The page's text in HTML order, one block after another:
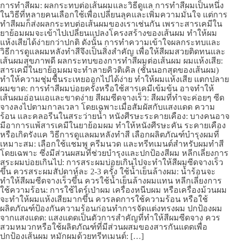
การทำสีผม: ผลกระทบต่อเส้นผมและวิธีดูแล การทำสีผมเป็นหนึ่ง
ในวิธีที่หลายคนเลือกใช้เพื่อเปลี่ยนลุคและเพิ่มความมั่นใจ แต่การ
ทำสีผมก็ส่งผลกระทบต่อเส้นผมของเราเช่นกัน เพราะสารเคมีใน
ยาย้อมผมจะเข้าไปเปลี่ยนแปลงโครงสร้างของเส้นผม ทำให้ผม
แห้งเสียได้ง่ายกว่าปกติ ดังนั้น การทำความเข้าใจผลกระทบและ
วิธีการดูแลผมหลังทำสีจึงเป็นสิ่งสำคัญ เพื่อให้สีผมสวยติดทนและ
เส้นผมสุขภาพดี ผลกระทบของการทำสีผมต่อเส้นผม ผมแห้งเสีย:
สารเคมีในยาย้อมผมจะทำลายคิวติเคิล (ชั้นนอกสุดของเส้นผม)
ทำให้ความชุ่มชื้นระเหยออกไปได้ง่าย ทำให้ผมแห้งเสีย แตกปลาย
ผมขาด: การทำสีผมบ่อยครั้งหรือใช้สารเคมีเข้มข้น อาจทำให้
เส้นผมอ่อนแอและขาดง่าย สีผมซีดจางเร็ว: สีผมที่ทำจะค่อยๆ ซีด
จางลงไปตามกาลเวลา โดยเฉพาะเมื่อสัมผัสกับแสงแดด ความ
ร้อน และคลอรีนในสระว่ายน้ำ หนังศีรษะระคายเคือง: บางคนอาจ
มีอาการแพ้สารเคมีในยาย้อมผม ทำให้หนังศีรษะคัน ระคายเคือง
หรือเกิดรังแค วิธีการดูแลผมหลังทำสี เลือกผลิตภัณฑ์บำรุงผมที่
เหมาะสม: เลือกใช้แชมพู ครีมนวด และทรีทเมนต์สำหรับผมทำสี
โดยเฉพาะ ซึ่งมีส่วนผสมที่ช่วยบำรุงและปกป้องสีผม หลีกเลี่ยงการ
สระผมบ่อยเกินไป: การสระผมบ่อยเกินไปจะทำให้สีผมซีดจางเร็ว
ขึ้น ควรสระผมสัปดาห์ละ 2-3 ครั้ง ใช้น้ำเย็นล้างผม: น้ำร้อนจะ
ทำให้สีผมซีดจางเร็วขึ้น ควรใช้น้ำเย็นล้างผมแทน หลีกเลี่ยงการ
ใช้ความร้อน: การใช้ไดร์เป่าผม เครื่องหนีบผม หรือเครื่องม้วนผม
จะทำให้ผมแห้งเสียมากขึ้น ควรลดการใช้ความร้อน หรือใช้
ผลิตภัณฑ์ป้องกันความร้อนก่อนทำการจัดแต่งทรงผม ปกป้องผม
จากแสงแดด: แสงแดดเป็นตัวการสำคัญที่ทำให้สีผมซีดจาง ควร
สวมหมวกหรือใช้ผลิตภัณฑ์ที่มีส่วนผสมของสารกันแดดเพื่อ
ปกป้องเส้นผม หมักผมด้วยทรีทเมนต์: […]